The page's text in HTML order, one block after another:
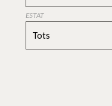
ESTAT
Tots